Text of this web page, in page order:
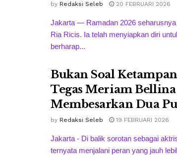
by Redaksi Seleb 20 FEBRUARI 2026
Jakarta — Ramadan 2026
Ria Ricis. Ia telah menyiapkan diri
berharap...
Bukan Soal
Tegas Meriam
Membesarkan Dua
by Redaksi Seleb 19 FEBRUARI 2026
Jakarta - Di balik sorotan sebagai
ternyata menjalani peran yang jauh